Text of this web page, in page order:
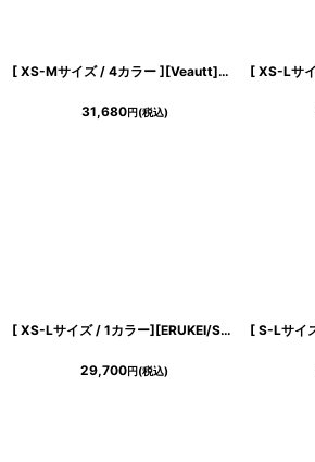
[ XS-Mサイズ / 4カラー ][Veautt]ホルターネック・バックオープン・チェーン・ウエストマーク・ミディアムワンピース・フレア《送料＆代引き手数料無料》
31,680円(税込)
[ XS-Lサイズ / 1カラー][ERUKEI/SETTAN]オーガンジー・花柄・プリント・スクエアネック・ノースリーブ・タック・フレア・Aライン・ロングドレス[送料無料]
29,700円(税込)